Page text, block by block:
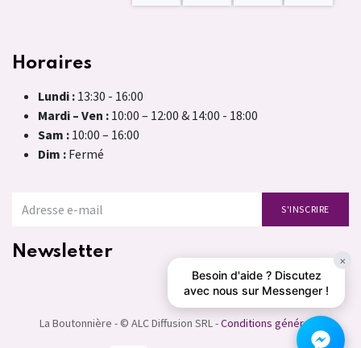
Horaires
Lundi : 13:30 - 16:00
Mardi – Ven : 10:00 – 12:00 & 14:00 - 18:00
Sam : 10:00 – 16:00
Dim : Fermé
S'INSCRIRE
Newsletter ×
Besoin d'aide ? Discutez
avec nous sur Messenger !
La Boutonnière - © ALC Diffusion SRL -Conditions générales